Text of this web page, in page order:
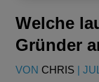
Welche
Gründer
VONCHRIS |